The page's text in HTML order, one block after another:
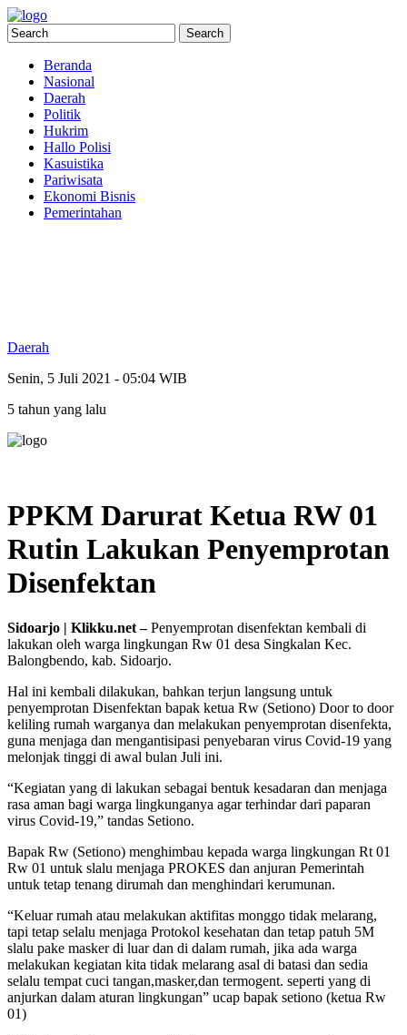
Beranda
Nasional
Daerah
Politik
Hukrim
Hallo Polisi
Kasuistika
Pariwisata
Ekonomi Bisnis
Pemerintahan
Daerah
Senin, 5 Juli 2021 - 05:04 WIB
5 tahun yang lalu
PPKM Darurat Ketua RW 01
Rutin Lakukan Penyemprotan
Disenfektan
Sidoarjo | Klikku.net –Penyemprotan disenfektan kembali di
lakukan oleh warga lingkungan Rw 01 desa Singkalan Kec.
Balongbendo, kab. Sidoarjo.
Hal ini kembali dilakukan, bahkan terjun langsung untuk
penyemprotan Disenfektan bapak ketua Rw (Setiono) Door to door
keliling rumah warganya dan melakukan penyemprotan disenfekta,
guna menjaga dan mengantisipasi penyebaran virus Covid-19 yang
melonjak tinggi di awal bulan Juli ini.
“Kegiatan yang di lakukan sebagai bentuk kesadaran dan menjaga
rasa aman bagi warga lingkunganya agar terhindar dari paparan
virus Covid-19,” tandas Setiono.
Bapak Rw (Setiono) menghimbau kepada warga lingkungan Rt 01
Rw 01 untuk slalu menjaga PROKES dan anjuran Pemerintah
untuk tetap tenang dirumah dan menghindari kerumunan.
“Keluar rumah atau melakukan aktifitas monggo tidak melarang,
tapi tetap selalu menjaga Protokol kesehatan dan tetap patuh 5M
slalu pake masker di luar dan di dalam rumah, jika ada warga
melakukan kegiatan kita tidak melarang asal di batasi dan sedia
selalu tempat cuci tangan,masker,dan termogent. seperti yang di
anjurkan dalam aturan lingkungan” ucap bapak setiono (ketua Rw
01)